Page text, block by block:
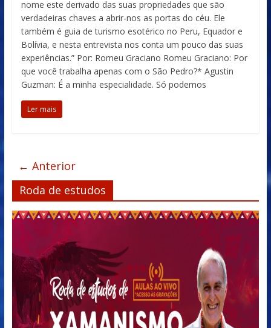
nome este derivado das suas propriedades que são
verdadeiras chaves a abrir-nos as portas do céu. Ele
também é guia de turismo esotérico no Peru, Equador e
Bolívia, e nesta entrevista nos conta um pouco das suas
experiências.” Por: Romeu Graciano Romeu Graciano: Por
que você trabalha apenas com o São Pedro?* Agustin
Guzman: É a minha especialidade. Só podemos
Ler mais
← Anterior
Roda de estudos